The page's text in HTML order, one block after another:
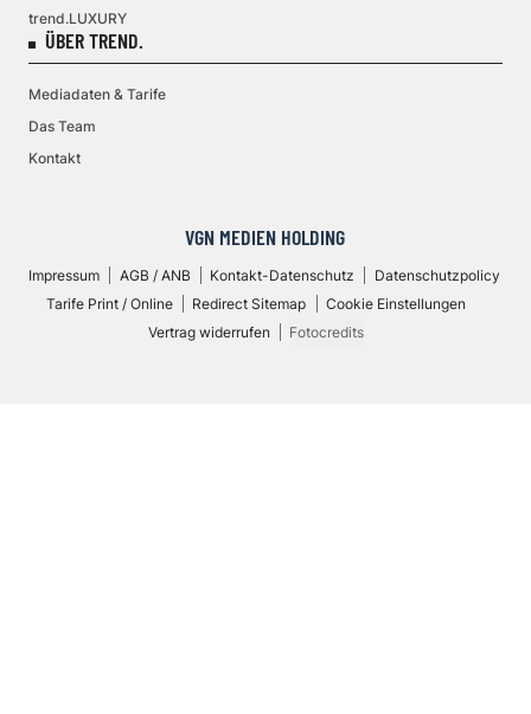
trend.LUXURY
ÜBER TREND.
Mediadaten & Tarife
Das Team
Kontakt
VGN MEDIEN HOLDING
Impressum AGB / ANB Kontakt-Datenschutz
Datenschutzpolicy
Tarife Print / Online
Redirect Sitemap
Cookie Einstellungen
Vertrag widerrufen
Fotocredits